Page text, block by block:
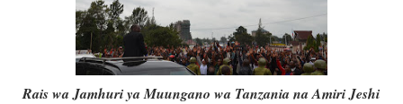
Rais wa Jamhuri ya Muungano wa Tanzania na Amiri Jeshi